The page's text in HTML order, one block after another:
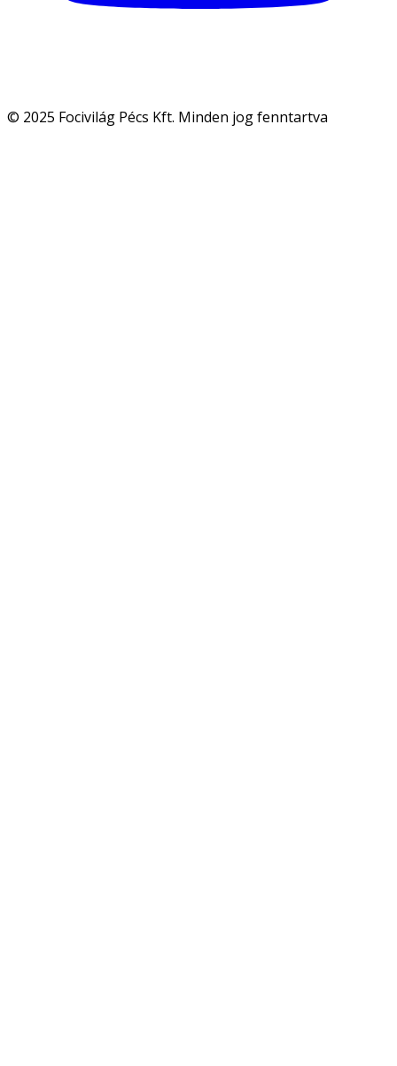
© 2025 Focivilág Pécs Kft. Minden jog fenntartva